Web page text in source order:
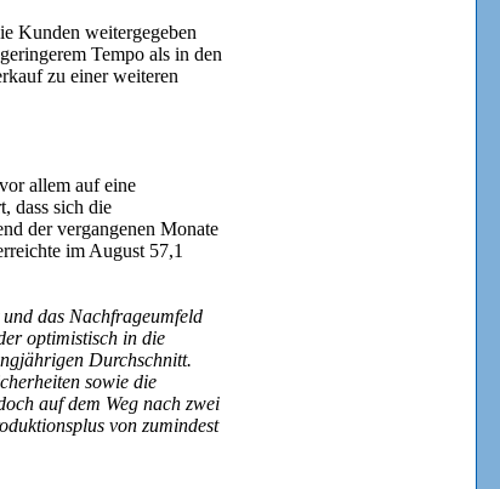
Kunden weitergegeben
Tempo als in den
zu einer weiteren
allem auf eine
dass sich die
der vergangenen Monate
im August 57,1
das Nachfrageumfeld
optimistisch in die
Durchschnitt.
sowie die
auf dem Weg nach zwei
von zumindest